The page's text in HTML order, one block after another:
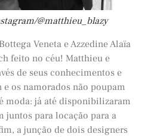
@matthieu_blazy
Veneta e Azzedine Alaïa
feito no céu! Matthieu e
de seus conhecimentos e
os namorados não poupam
moda: já até disponibilizaram
juntos para locação para a
a junção de dois designers